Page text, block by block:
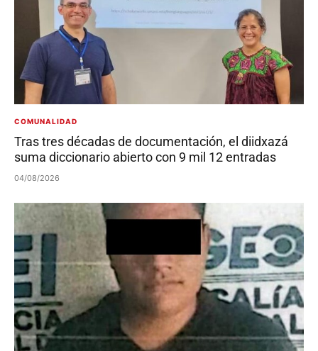
COMUNALIDAD
Tras tres décadas de documentación, el diidxazá
suma diccionario abierto con 9 mil 12 entradas
04/08/2026